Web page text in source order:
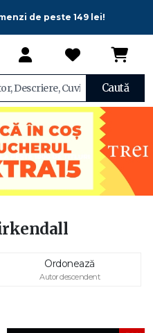
de peste 149 lei!
Caută
Ordonează
Autor descendent